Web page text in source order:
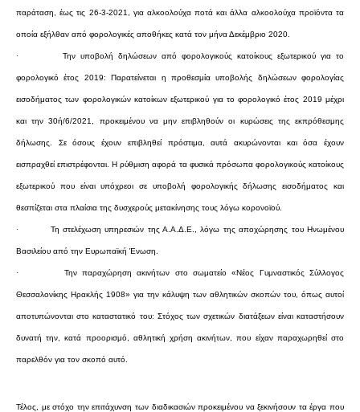
παράταση, έως τις 26-3-2021, για αλκοολούχα ποτά και άλλα αλκοολούχα προϊόντα τα
οποία εξήλθαν από φορολογικές αποθήκες κατά τον μήνα Δεκέμβριο 2020.
· Την υποβολή δηλώσεων από φορολογικούς κατοίκους εξωτερικού για το
φορολογικό έτος 2019: Παρατείνεται η προθεσμία υποβολής δηλώσεων φορολογίας
εισοδήματος των φορολογικών κατοίκων εξωτερικού για το φορολογικό έτος 2019 μέχρι
και την 30ή/6/2021, προκειμένου να μην επιβληθούν οι κυρώσεις της εκπρόθεσμης
δήλωσης. Σε όσους έχουν επιβληθεί πρόστιμα, αυτά ακυρώνονται και όσα έχουν
εισπραχθεί επιστρέφονται. Η ρύθμιση αφορά τα φυσικά πρόσωπα φορολογικούς κατοίκους
εξωτερικού που είναι υπόχρεοι σε υποβολή φορολογικής δήλωσης εισοδήματος και
θεσπίζεται στα πλαίσια της δυσχερούς μετακίνησης τους λόγω κορονοϊού.
· Τη στελέχωση υπηρεσιών της Α.Α.Δ.Ε., λόγω της αποχώρησης του Ηνωμένου
Βασιλείου από την Ευρωπαϊκή Ένωση.
· Την παραχώρηση ακινήτων στο σωματείο «Νέος Γυμναστικός Σύλλογος
Θεσσαλονίκης Ηρακλής 1908» για την κάλυψη των αθλητικών σκοπών του, όπως αυτοί
αποτυπώνονται στο καταστατικό του: Στόχος των σχετικών διατάξεων είναι καταστήσουν
δυνατή την, κατά προορισμό, αθλητική χρήση ακινήτων, που είχαν παραχωρηθεί στο
παρελθόν για τον σκοπό αυτό.
Τέλος, με στόχο την επιτάχυνση των διαδικασιών προκειμένου να ξεκινήσουν τα έργα που